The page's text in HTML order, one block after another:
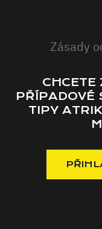
Zásady
CHCETE
PŘÍPADOVÉ
TIPY